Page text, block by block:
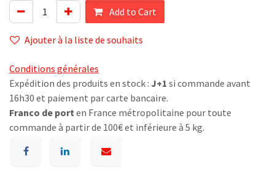
Add to Cart
Ajouter à la liste de souhaits
Conditions générales
Expédition des produits en stock : J+1 si commande avant
16h30 et paiement par carte bancaire.
Franco de port en France métropolitaine pour toute
commande à partir de 100€ et inférieure à 5 kg.